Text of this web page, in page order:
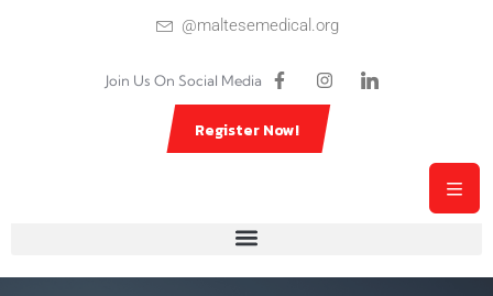
@maltesemedical.org
Join Us On Social Media
Register Now!